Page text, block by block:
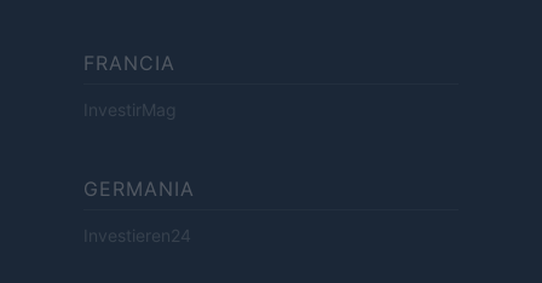
FRANCIA
InvestirMag
GERMANIA
Investieren24